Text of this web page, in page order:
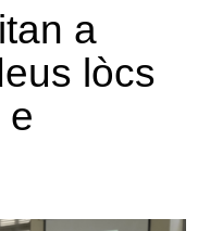
a
lòcs
e